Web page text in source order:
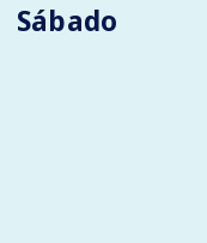
Sábado